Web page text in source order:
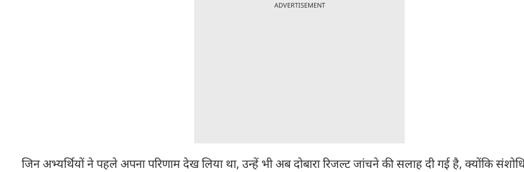
ADVERTISEMENT
जिन अभ्यर्थियों ने पहले अपना परिणाम देख लिया था, उन्हें भी अब दोबारा रिजल्ट जांचने की सलाह दी गई है, क्योंकि